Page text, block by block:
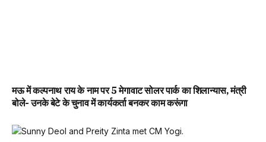
मऊ में कल्पनाथ राय के नाम पर 5 मेगावाट सोलर पार्क का शिलान्यास, मंत्री
बोले- उनके बेटे के चुनाव में कार्यकर्ता बनकर काम करूंगा